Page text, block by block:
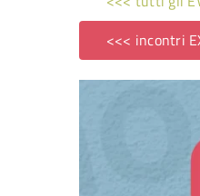
<<< incontri